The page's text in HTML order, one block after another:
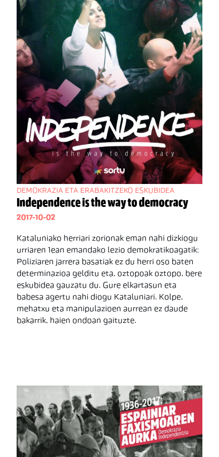
DEMOKRAZIA ETA ERABAKITZEKO ESKUBIDEA
Independence is the way to democracy
2017-10-02
Kataluniako herriari zorionak eman nahi dizkiogu
urriaren 1ean emandako lezio demokratikoagatik:
Poliziaren jarrera basatiak ez du herri oso baten
determinazioa gelditu eta, oztopoak oztopo, bere
eskubidea gauzatu du. Gure elkartasun eta
babesa agertu nahi diogu Kataluniari. Kolpe,
mehatxu eta manipulazioen aurrean ez daude
bakarrik, haien ondoan gaituzte.